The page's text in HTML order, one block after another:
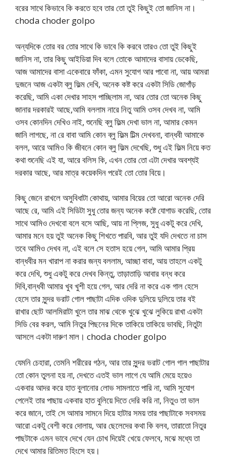
বরের সাথে কিভাবে কি করতে হবে তার তো তুই কিছুই তো জানিস না।
choda choder golpo
অন্যদিকে তোর বর তোর সাথে কি ভাবে কি করবে তারও তো তুই কিছুই
জানিস না, তার কিছু আইডিয়া দিব বলে তোকে আমাদের বাসায় ডেকেছি,
আজ আমাদের বাসা একেবারে ফাঁকা, এমন সুযোগ আর পাবো না, আয় আমরা
দুজনে আজ একটা ব্লু ফিল্ম দেখি, অনেক কষ্ট করে একটা সিডি জোগাঁড়
করেছি, আমি একা দেখার সাহস পাচ্ছিলাম না, আর তোর তো অনেক কিছু
জানার দরকারই আছে,আমি বললাম নারে নিতু আমি ওসব দেখব না, আমি
ওসব কোনদিন দেখিও নাই, শুনেছি ব্লু ফিল্ম দেখা ভাল না, আমার কেমন
জানি লাগছে, না রে বাবা আমি কোন ব্লু ফিল্ম টিল্ম দেখবনা, বান্ধবী আমাকে
বলল, আরে আমিও কি জীবনে কোন ব্লু ফিল্ম দেখেছি, শুধু এই ফিল্ম নিয়ে কত
কথা শুনেছি এই যা, আরে বলিস কি, এখন তোর তো এটা দেখার অবশ্যই
দরকার আছে, আর মাত্র কয়েকদিন পরেই তো তোর বিয়ে।
কিছু জেনে রাখলে অসুবিধাটা কোথায়, আমার বিয়ের তো আরো অনেক দেরি
আছে রে, আমি এই সিডিটা সুধু তোর জন্য অনেক কষ্টে যোগাড করেছি, তোর
সাথে আমিও দেখবো বলে বসে আছি, আয় না প্লিজ, সুধু একটু করে দেখি,
আমার মনে হয় তুই অনেক কিছু শিখতে পারবি, আর তুই যদি দেখতে না চাস
তবে আমিও দেখব না, এই বলে সে হতাস হয়ে গেল, আমি আমার প্রিয়
বান্ধবীর মন খারাপ না করার জন্য বললাম, আচ্ছা বাবা, আয় তাহলে একটু
করে দেখি, শুধু একটু করে দেখব কিন্তু, তাড়াতাড়ি আবার বন্ধ করে
দিবি,বান্ধবী আমার খুব খুশী হয়ে গেল, আর দেরি না করে এক গাল হেসে
হেসে তার সুন্দর ভরাট গোল পাছাটা এদিক ওদিক দুলিয়ে দুলিয়ে তার বই
রাখার ছোট আলমিরাটা খুলে তার মাঝ থেকে খুঝে খুঝে লুকিয়ে রাখা একটা
সিডি বের করল, আমি নিতুর পিছনের দিকে তাকিয়ে তাকিয়ে ভাবছি, নিতুটা
আসলে একটা দারুণ মাল। choda choder golpo
যেমনি চেহারা, তেমনি শরীরের গঠন, আর তার সুন্দর ভরাট গোল গাল পাছাটার
তো কোন তুলনা হয় না, দেখতে এতই ভাল লাগে যে আমি মেয়ে হয়েও
একবার আদর করে হাত বুলানোর লোভ সামলাতে পারি না, আমি সুযোগ
পেলেই তার পাছায় একবার হাত বুলিয়ে দিতে দেরি করি না, নিতুও তা ভাল
করে জানে, তাই সে আমার সামনে দিয়ে হাটার সময় তার পাছাটাকে সবসময়
আরো একটু বেশী করে দোলায়, আর ছেলেদের কথা কি বলব, তারাতো নিতুর
পাছটাকে এমন ভাবে দেখে যেন চোখ দিয়েই খেয়ে ফেলবে, মঝে মধ্যে তা
দেখে আমার রিতিমত হিংসে হয়।